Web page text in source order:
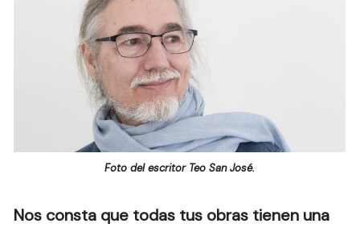
Foto del escritor Teo San José.
Nos consta que todas tus obras tienen una